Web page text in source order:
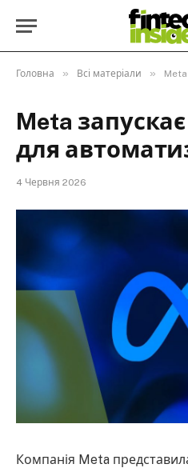
Головна » Всі матеріали » Meta
Meta
для
4 Червня 2026
Компанія Meta